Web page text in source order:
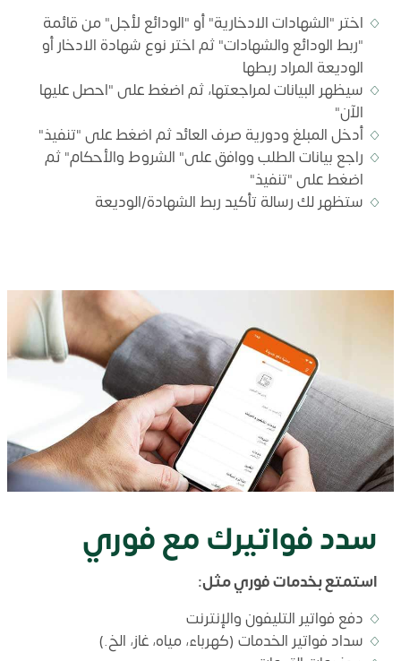
اختر "الشهادات الادخارية" أو "الودائع لأجل" من قائمة
"ربط الودائع والشهادات" ثم اختر نوع شهادة الادخار أو
الوديعة المراد ربطها
سيظهر البيانات لمراجعتها، ثم اضغط على "احصل عليها
الآن"
أدخل المبلغ ودورية صرف العائد ثم اضغط على "تنفيذ"
راجع بيانات الطلب ووافق على" الشروط والأحكام" ثم
اضغط على "تنفيذ"
ستظهر لك رسالة تأكيد ربط الشهادة/الوديعة
سدد فواتيرك مع فوري
استمتع بخدمات فوري مثل:
دفع فواتير التليفون والإنترنت
سداد فواتير الخدمات (كهرباء، مياه، غاز، الخ.)